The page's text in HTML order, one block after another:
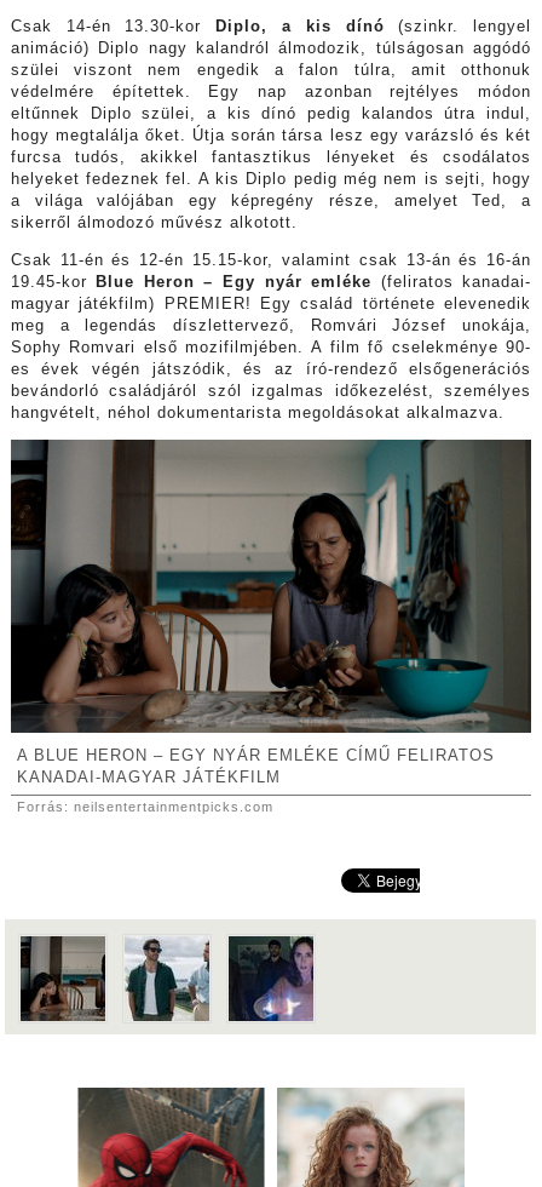
Csak 14-én 13.30-kor Diplo, a kis dínó(szinkr. lengyel
animáció) Diplo nagy kalandról álmodozik, túlságosan aggódó
szülei viszont nem engedik a falon túlra, amit otthonuk
védelmére építettek. Egy nap azonban rejtélyes módon
eltűnnek Diplo szülei, a kis dínó pedig kalandos útra indul,
hogy megtalálja őket. Útja során társa lesz egy varázsló és két
furcsa tudós, akikkel fantasztikus lényeket és csodálatos
helyeket fedeznek fel. A kis Diplo pedig még nem is sejti, hogy
a világa valójában egy képregény része, amelyet Ted, a
sikerről álmodozó művész alkotott.
Csak 11-én és 12-én 15.15-kor, valamint csak 13-án és 16-án
19.45-kor
Blue Heron – Egy nyár emléke (feliratos kanadai-
magyar játékfilm) PREMIER! Egy család története elevenedik
meg a legendás díszlettervező, Romvári József unokája,
Sophy Romvari első mozifilmjében. A film fő cselekménye 90-
es évek végén játszódik, és az író-rendező elsőgenerációs
bevándorló családjáról szól izgalmas időkezelést, személyes
hangvételt, néhol dokumentarista megoldásokat alkalmazva.
A BLUE HERON – EGY NYÁR EMLÉKE CÍMŰ FELIRATOS
KANADAI-MAGYAR JÁTÉKFILM
Forrás: neilsentertainmentpicks.com